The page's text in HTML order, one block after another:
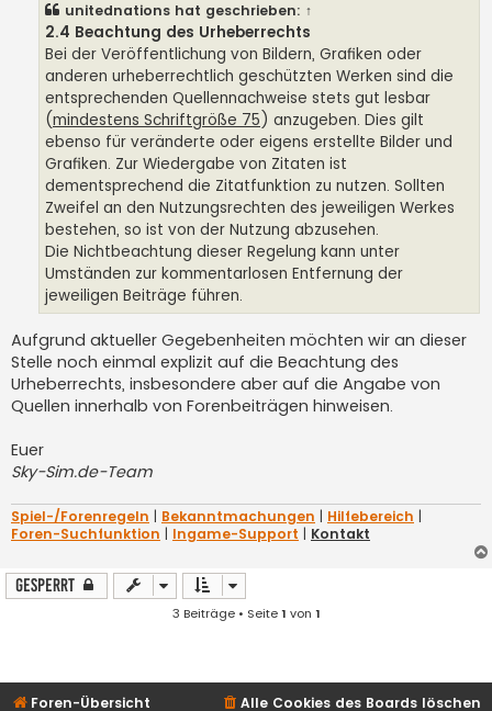
unitednations hat geschrieben: ↑
2.4 Beachtung des Urheberrechts
Bei der Veröffentlichung von Bildern, Grafiken oder
anderen urheberrechtlich geschützten Werken sind die
entsprechenden Quellennachweise stets gut lesbar
(mindestens Schriftgröße 75 ) anzugeben. Dies gilt
ebenso für veränderte oder eigens erstellte Bilder und
Grafiken. Zur Wiedergabe von Zitaten ist
dementsprechend die Zitatfunktion zu nutzen. Sollten
Zweifel an den Nutzungsrechten des jeweiligen Werkes
bestehen, so ist von der Nutzung abzusehen.
Die Nichtbeachtung dieser Regelung kann unter
Umständen zur kommentarlosen Entfernung der
jeweiligen Beiträge führen.
Aufgrund aktueller Gegebenheiten möchten wir an dieser
Stelle noch einmal explizit auf die Beachtung des
Urheberrechts, insbesondere aber auf die Angabe von
Quellen innerhalb von Forenbeiträgen hinweisen.
Euer
Sky-Sim.de-Team
Spiel-/Forenregeln | Bekanntmachungen | Hilfebereich |
Foren-Suchfunktion | Ingame-Support | Kontakt
Gesperrt
3 Beiträge • Seite1 von 1
Foren-Übersicht Alle Cookies des Boards löschen